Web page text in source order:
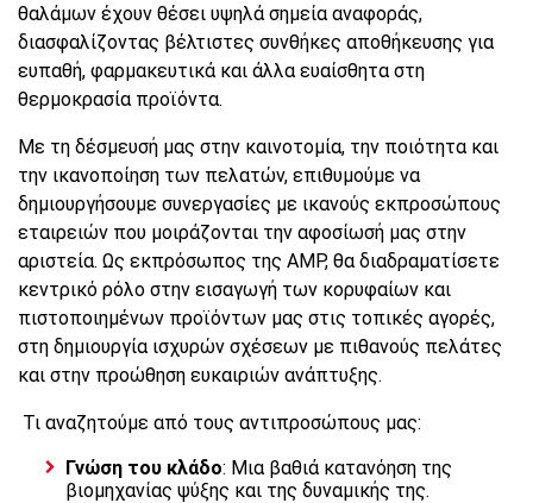
θαλάμων έχουν θέσει υψηλά σημεία αναφοράς,
διασφαλίζοντας βέλτιστες συνθήκες αποθήκευσης για
ευπαθή, φαρμακευτικά και άλλα ευαίσθητα στη
θερμοκρασία προϊόντα.
Με τη δέσμευσή μας στην καινοτομία, την ποιότητα και
την ικανοποίηση των πελατών, επιθυμούμε να
δημιουργήσουμε συνεργασίες με ικανούς εκπροσώπους
εταιρειών που μοιράζονται την αφοσίωσή μας στην
αριστεία. Ως εκπρόσωπος της AMP, θα διαδραματίσετε
κεντρικό ρόλο στην εισαγωγή των κορυφαίων και
πιστοποιημένων προϊόντων μας στις τοπικές αγορές,
στη δημιουργία ισχυρών σχέσεων με πιθανούς πελάτες
και στην προώθηση ευκαιριών ανάπτυξης.
Τι αναζητούμε από τους αντιπροσώπους μας:
Γνώση του κλάδο: Μια βαθιά κατανόηση της
βιομηχανίας ψύξης και της δυναμικής της.